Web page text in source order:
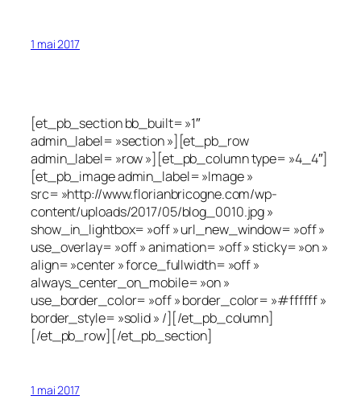
1 mai 2017
[et_pb_section bb_built= »1″
admin_label= »section »][et_pb_row
admin_label= »row »][et_pb_column type= »4_4″]
[et_pb_image admin_label= »Image »
src= »http://www.florianbricogne.com/wp-
content/uploads/2017/05/blog_0010.jpg »
show_in_lightbox= »off » url_new_window= »off »
use_overlay= »off » animation= »off » sticky= »on »
align= »center » force_fullwidth= »off »
always_center_on_mobile= »on »
use_border_color= »off » border_color= »#ffffff »
border_style= »solid » /][/et_pb_column]
[/et_pb_row][/et_pb_section]
1 mai 2017